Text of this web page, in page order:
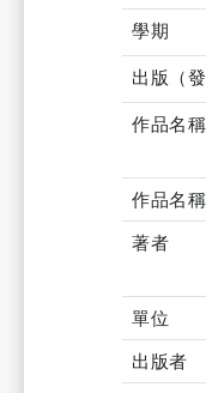
學期
出版（
作品名稱
作品名
著者
單位
出版者